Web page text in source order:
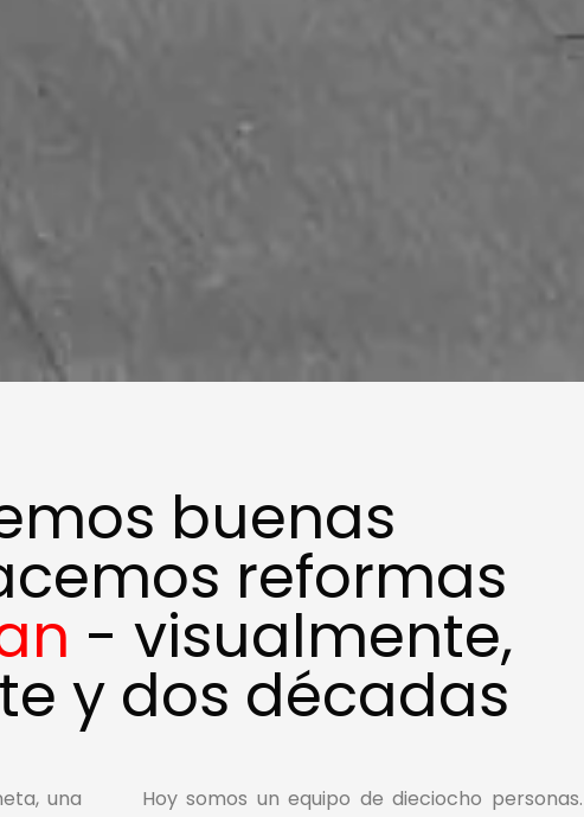
buenas
reformas
- visualmente,
y dos décadas
una
Hoy somos un equipo de dieciocho personas.